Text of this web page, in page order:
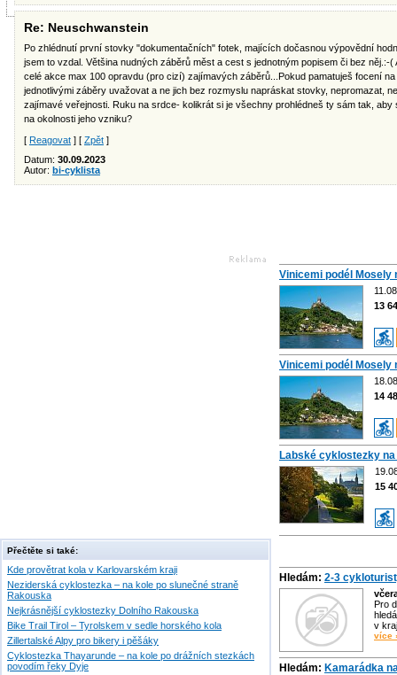
Re: Neuschwanstein
Po zhlédnutí první stovky "dokumentačních" fotek, majících dočasnou výpovědní
jsem to vzdal. Většina nudných záběrů měst a cest s jednotným popisem či bez něj.:-
celé akce max 100 opravdu (pro cizí) zajímavých záběrů...Pokud pamatuješ focení
jednotlivými záběry uvažovat a ne jich bez rozmyslu napráskat stovky, nepromazat,
zajímavé veřejnosti. Ruku na srdce- kolikrát si je všechny prohlédneš ty sám tak,
na okolnosti jeho vzniku?
[ Reagovat ] [ Zpět ]
Datum: 30.09.2023
Autor: bi-cyklista
Přečtěte si také:
Kde provětrat kola v Karlovarském kraji
Neziderská cyklostezka – na kole po slunečné straně
Rakouska
Nejkrásnější cyklostezky Dolního Rakouska
Bike Trail Tirol – Tyrolskem v sedle horského kola
Zillertalské Alpy pro bikery i pěšáky
Cyklostezka Thayarunde – na kole po drážních stezkách
povodím řeky Dyje
Vinicemi podél Mosely
13
Vinicemi podél Mosely
14
Labské cyklostezky
15
Hledám: 2-3
Pro
v
více
Hledám: Kamarádka